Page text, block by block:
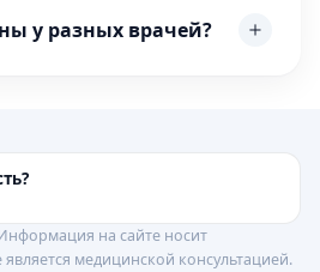
у разных врачей?
на сайте носит
медицинской консультацией.